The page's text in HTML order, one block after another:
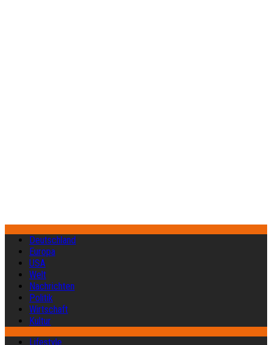
Deutschland
Europa
USA
Welt
Nachrichten
Politik
Wirtschaft
Kultur
Lifestyle